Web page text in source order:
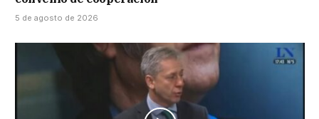
5 de agosto de 2026